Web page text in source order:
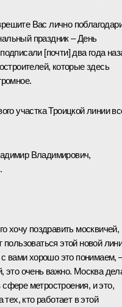
Вас лично
праздник – День
[почти] два года
которые здесь
участка Троицкой линии
Владимирович,
хочу поздравить москвичей,
этой новой
вами хорошо это понимаем,
это очень важно. Москва
метростроения, и это,
тех, кто работает в этой